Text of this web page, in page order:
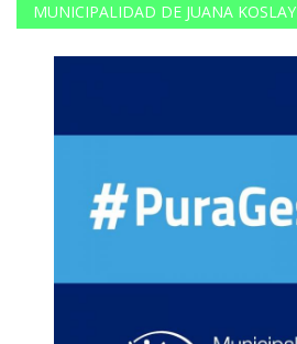
MUNICIPALIDAD DE JUANA KOSLAY